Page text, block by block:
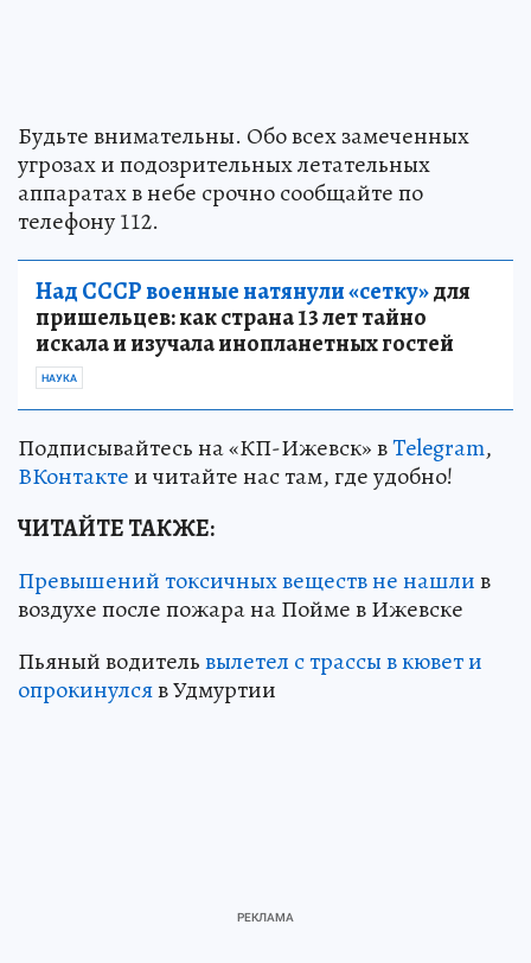
Будьте внимательны. Обо всех замеченных
угрозах и подозрительных летательных
аппаратах в небе срочно сообщайте по
телефону 112.
Над СССР военные натянули «сетку»для
пришельцев: как страна 13 лет тайно
искала и изучала инопланетных гостей
НАУКА
Подписывайтесь на «КП-Ижевск» вTelegram,
ВКонтактеи читайте нас там, где удобно!
ЧИТАЙТЕ ТАКЖЕ:
Превышений токсичных веществ не нашлив
воздухе после пожара на Пойме в Ижевске
Пьяный водительвылетел с трассы в кювет и
опрокинулсяв Удмуртии